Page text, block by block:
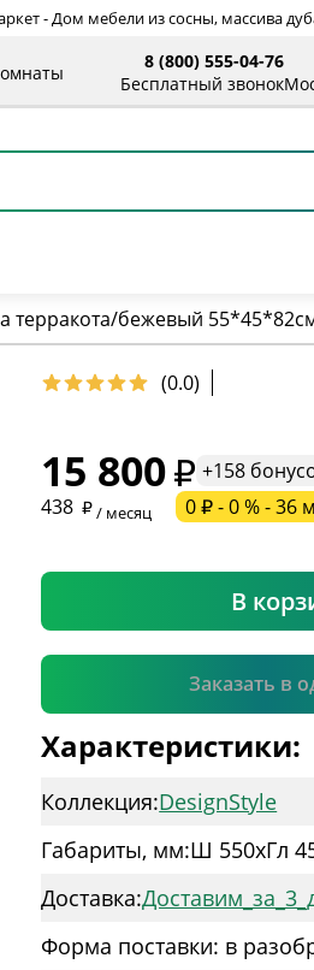
- Дом мебели из сосны, массива
8 (800) 555-04-76
Бесплатный звонок
терракота/бежевый
(0.0)
15 800
+158
438
/ месяц 0 ₽ - 0 % - 36
В
Заказать в
* обязательное поле
* необязательное поле
Характеристики:
Коллекция:DesignStyle
Габариты, мм:Ш 550xГл
Доставка:
Форма поставки: в